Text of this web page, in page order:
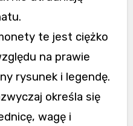
te jest ciężko
na prawie
rysunek i legendę.
określa się
wagę i